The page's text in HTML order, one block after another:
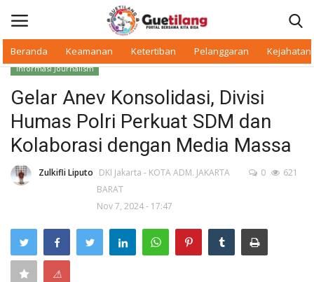
Beranda Keamanan Ketertiban Pelanggaran Kejahatan
Beranda
Warkop Digital
Pelanggaran
Informasi Journalism
Gelar Anev Konsolidasi, Divisi
Humas Polri Perkuat SDM dan
Kolaborasi dengan Media Massa
Zulkifli Liputo DKI Jakarta - KOTA ADM. JAKARTA
BARAT
Nov 7, 2024 - 17:47
0 621
⚠